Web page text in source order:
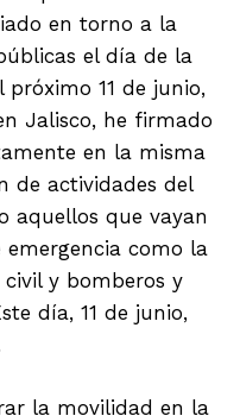
en torno a la
el día de la
11 de junio,
Jalisco, he firmado
en la misma
de actividades del
aquellos que vayan
como la
y bomberos y
día, 11 de junio,
la movilidad en la